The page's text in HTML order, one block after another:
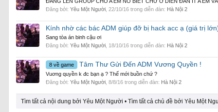
Đăng bởi:Yêu Một Người ,22/10/16 trong diễn đàn: Hà Nội 2
Kính nhờ các bác ADM giúp đỡ bị hack acc ạ (giá trị
Sang tòa án binh cậu ơi
Đăng bởi:Yêu Một Người 18/10/16 trong diễn đàn: Hà Nội 2
8 về game Tâm Thư Gửi Đến ADM Vương Quyền !
Vuơng quyền k đc bạn ạ ? Thế mới buồn chứ ?
Đăng bởi:Yêu Một Người ,8/8/16 trong diễn đàn: Hà Nội 2
Tìm tất cả nội dung bởi Yêu Một Người Tìm tất cả chủ đề bởi Yêu Một